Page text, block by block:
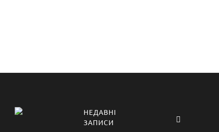
НЕДАВНІ
ЗАПИСИ